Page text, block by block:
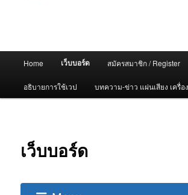
Home เว็บบอร์ด สมัครสมาชิก / Register
อธิบายการใช้เวป บทความ-ข่าว แผ่นเสียง เครื่อ
เว็บบอร์ด